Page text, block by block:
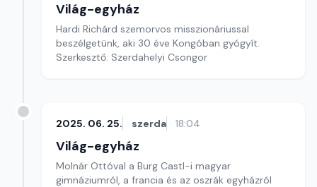
Világ-egyház
Hardi Richárd szemorvos misszionáriussal
beszélgetünk, aki 30 éve Kongóban gyógyít.
Szerkesztő: Szerdahelyi Csongor
2025. 06. 25. szerda 18:04
Világ-egyház
Molnár Ottóval a Burg Castl-i magyar
gimnáziumról, a francia és az oszrák egyházról